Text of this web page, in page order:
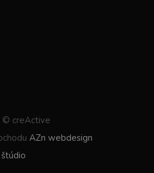
© creActive
AZn webdesign